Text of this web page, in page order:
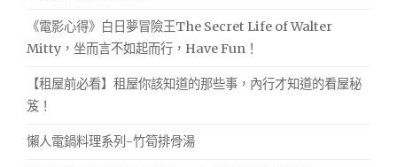
《電影心得》白日夢冒險王The Secret Life of Walter
Mitty，坐而言不如起而行，Have Fun！
【租屋前必看】租屋你該知道的那些事，內行才知道的看屋秘
笈！
懶人電鍋料理系列-竹筍排骨湯